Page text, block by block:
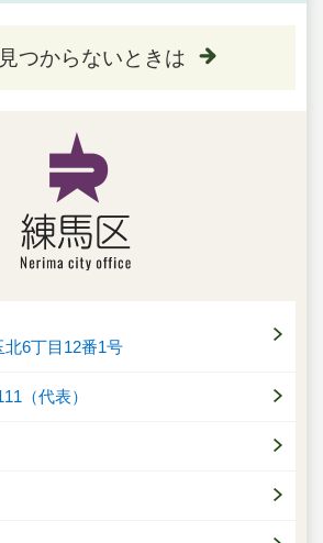
つからないときは
6丁目12番1号
（代表）